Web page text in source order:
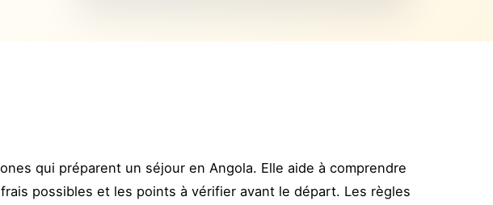
qui préparent un séjour en Angola. Elle aide à comprendre
possibles et les points à vérifier avant le départ. Les règles